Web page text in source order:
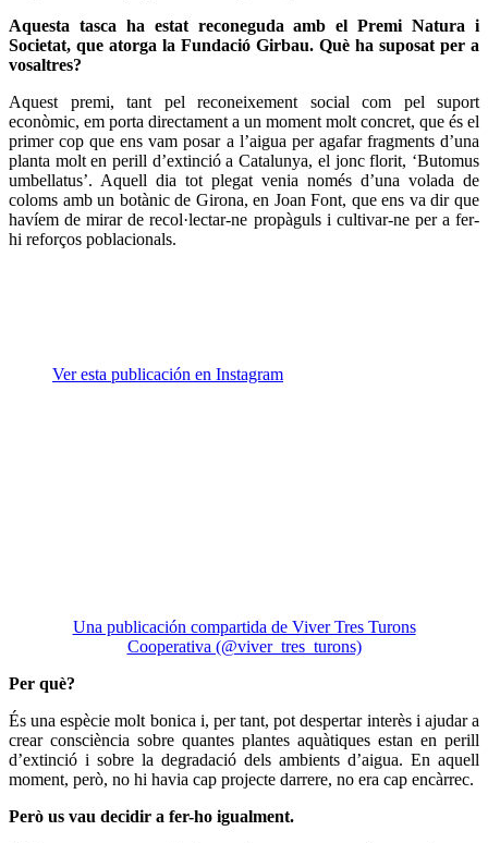
Aquesta tasca ha estat reconeguda amb el Premi Natura i
Societat, que atorga la Fundació Girbau. Què ha suposat per a
vosaltres?
Aquest premi, tant pel reconeixement social com pel suport
econòmic, em porta directament a un moment molt concret, que és el
primer cop que ens vam posar a l’aigua per agafar fragments d’una
planta molt en perill d’extinció a Catalunya, el jonc florit, ‘Butomus
umbellatus’. Aquell dia tot plegat venia només d’una volada de
coloms amb un botànic de Girona, en Joan Font, que ens va dir que
havíem de mirar de recol·lectar-ne propàguls i cultivar-ne per a fer-
hi reforços poblacionals.
Ver esta publicación en Instagram
Una publicación compartida de Viver Tres Turons
Cooperativa (@viver_tres_turons)
Per què?
És una espècie molt bonica i, per tant, pot despertar interès i ajudar a
crear consciència sobre quantes plantes aquàtiques estan en perill
d’extinció i sobre la degradació dels ambients d’aigua. En aquell
moment, però, no hi havia cap projecte darrere, no era cap encàrrec.
Però us vau decidir a fer-ho igualment.